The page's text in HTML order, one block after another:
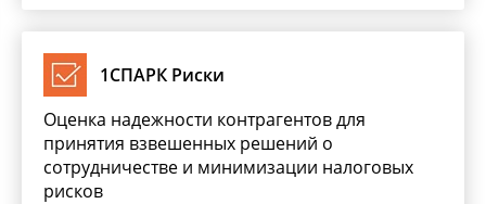
1СПАРК Риски
Оценка надежности контрагентов для
принятия взвешенных решений о
сотрудничестве и минимизации налоговых
рисков